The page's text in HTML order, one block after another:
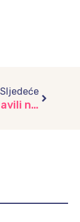
Sljedeće
Mališani slavili na Ilidži: Javna ustanova “Djeca Sarajeva” organizirala prvu Dječiju Novu godinu / tvsa.ba facebook